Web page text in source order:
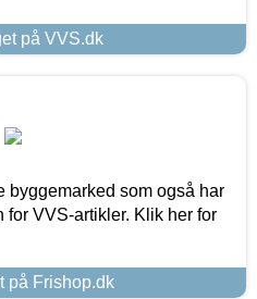
på VVS.dk
byggemarked som også har
for VVS-artikler. Klik her for
på Frishop.dk